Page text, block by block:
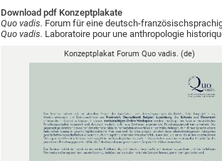
Download pdf Konzeptplakate
Quo vadis. Forum für eine deutsch-
Quo vadis. Laboratoire pour une anthropologie
Konzeptplakat Forum Quo vadis. (de)